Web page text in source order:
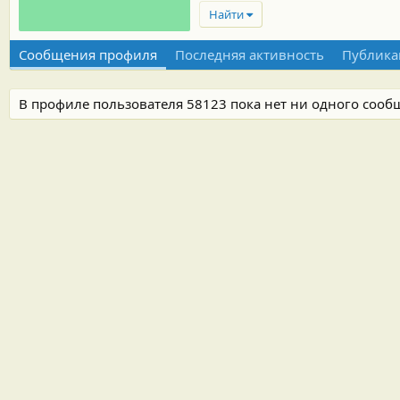
Найти
Сообщения профиля Последняя активность
В профиле пользователя 58123 пока нет ни одного